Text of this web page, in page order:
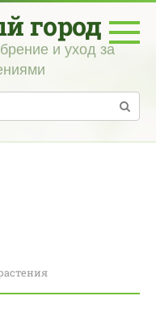
город
и уход за